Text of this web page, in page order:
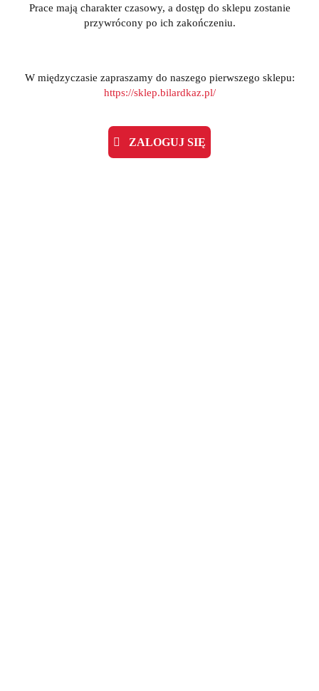
Prace mają charakter czasowy, a dostęp do sklepu zostanie
przywrócony po ich zakończeniu.
W międzyczasie zapraszamy do naszego pierwszego sklepu:
https://sklep.bilardkaz.pl/
ZALOGUJ SIĘ